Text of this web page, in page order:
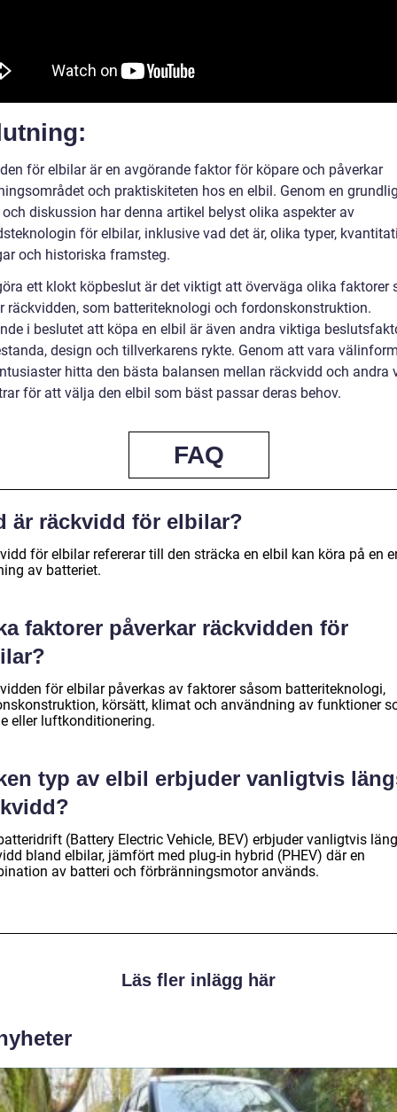
för elbilar är en avgörande faktor för köpare och påverkar
och praktiskiteten hos en elbil. Genom en
diskussion har denna artikel belyst olika aspekter av
för elbilar, inklusive vad det är, olika typer,
och historiska framsteg.
ett klokt köpbeslut är det viktigt att överväga olika faktorer
räckvidden, som batteriteknologi och fordonskonstruktion.
i beslutet att köpa en elbil är även andra viktiga
design och tillverkarens rykte. Genom att vara
hitta den bästa balansen mellan räckvidd och andra
för att välja den elbil som bäst passar deras behov.
FAQ
är räckvidd för elbilar?
för elbilar refererar till den sträcka en elbil kan köra på en
av batteriet.
faktorer påverkar räckvidden för
för elbilar påverkas av faktorer såsom batteriteknologi,
körsätt, klimat och användning av funktioner
eller luftkonditionering.
typ av elbil erbjuder vanligtvis
(Battery Electric Vehicle, BEV) erbjuder vanligtvis
bland elbilar, jämfört med plug-in hybrid (PHEV) där en
av batteri och förbränningsmotor används.
Läs fler inlägg här